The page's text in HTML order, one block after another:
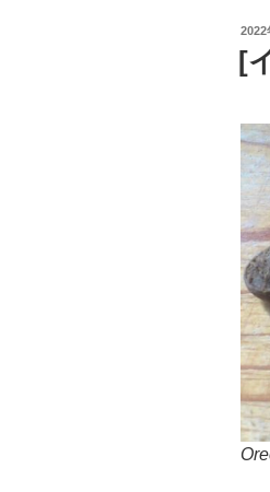
ッ
と
プ
ー
ア
の
大
地”
の
投
日:
2022
[